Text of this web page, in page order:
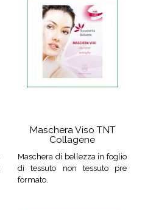
Maschera Viso TNT
Collagene
Maschera di bellezza in foglio
di tessuto non tessuto pre
formato.